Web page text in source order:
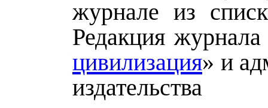
журнале из
Редакция
цивилизация» и
издательства